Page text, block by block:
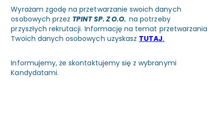
Wyrażam zgodę na przetwarzanie swoich danych
osobowych przez TPINT SP. Z O.O.na potrzeby
przyszłych rekrutacji. Informację na temat przetwarzania
Twoich danych osobowych uzyskasz TUTAJ.
Informujemy, że skontaktujemy się z wybranymi
Kandydatami.